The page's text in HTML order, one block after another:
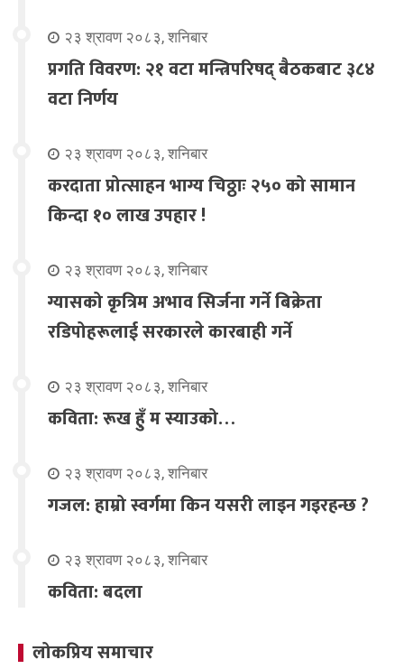
२३ श्रावण २०८३, शनिबार
प्रगति विवरण: २१ वटा मन्त्रिपरिषद् बैठकबाट ३८४
वटा निर्णय
२३ श्रावण २०८३, शनिबार
करदाता प्रोत्साहन भाग्य चिठ्ठाः २५० को सामान
किन्दा १० लाख उपहार !
२३ श्रावण २०८३, शनिबार
ग्यासको कृत्रिम अभाव सिर्जना गर्ने बिक्रेता
रडिपोहरूलाई सरकारले कारबाही गर्ने
२३ श्रावण २०८३, शनिबार
कविता: रूख हुँ म स्याउको…
२३ श्रावण २०८३, शनिबार
गजल: हाम्रो स्वर्गमा किन यसरी लाइन गइरहन्छ ?
२३ श्रावण २०८३, शनिबार
कविता: बदला
लोकप्रिय समाचार